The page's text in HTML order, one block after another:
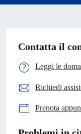
Contatta il
Leggi le
Richiedi
Prenota